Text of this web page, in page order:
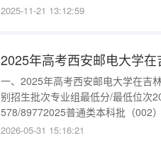
批（305）625/48132025中外合作
2025-11-21 13:12:59
一、2025年高考西安邮电大学在吉
别招生批次专业组最低分/最低位次
578/89772025普通类本科批（002
（003）533/18072更多数据请进入
2026-05-31 15:16:21